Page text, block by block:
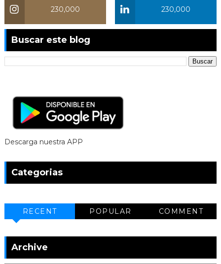
230,000
230,000
Buscar este blog
Descarga nuestra APP
Categorias
RECENT POPULAR COMMENT
Archive